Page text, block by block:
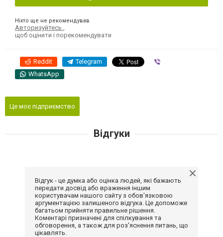
Ніхто ще не рекомендував
Авторизуйтесь
щоб оцінити і порекомендувати
Reddit Telegram
WhatsApp
Це моє підприємство
Відгуки
Відгук - це думка або оцінка людей, які бажають
передати досвід або враження іншим
користувачам нашого сайту з обов'язковою
аргументацією залишеного відгука. Це допоможе
багатьом прийняти правильне рішення.
Коментарі призначені для спілкування та
обговорення, а також для роз'яснення питань, що
цікавлять.